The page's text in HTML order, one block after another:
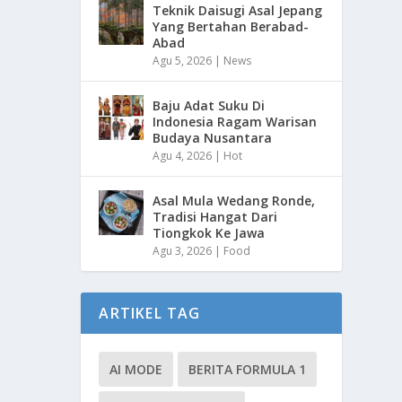
Teknik Daisugi Asal Jepang
Yang Bertahan Berabad-
Abad
Agu 5, 2026 | News
Baju Adat Suku Di
Indonesia Ragam Warisan
Budaya Nusantara
Agu 4, 2026 | Hot
Asal Mula Wedang Ronde,
Tradisi Hangat Dari
Tiongkok Ke Jawa
Agu 3, 2026 | Food
ARTIKEL TAG
AI MODE BERITA FORMULA 1